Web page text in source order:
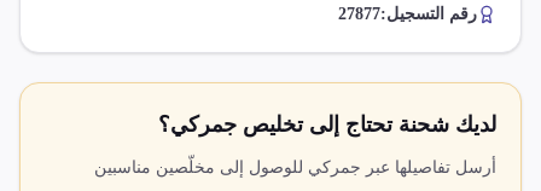
رقم التسجيل:27877
لديك شحنة تحتاج إلى تخليص جمركي؟
أرسل تفاصيلها عبر جمركي للوصول إلى مخلّصين مناسبين